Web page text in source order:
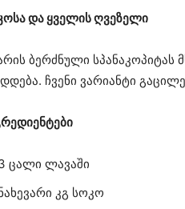
და ყველის ღვეზელი
ბერძნული
ჩვენი ვარიანტი
ცალი ლავაში
კგ სოკო